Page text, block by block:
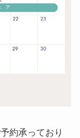
約承っており